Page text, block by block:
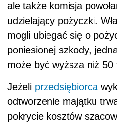
ale także komisja
udzielający pożyczki.
mogli ubiegać się o
poniesionej szkody,
może być wyższa niż 50
Jeżeli przedsiębiorca
odtworzenie majątku
pokrycie kosztów